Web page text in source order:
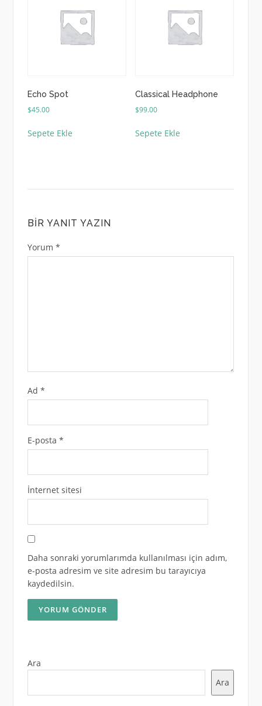
Echo Spot
$45.00
Sepete Ekle
Classical Headphone
$99.00
Sepete Ekle
BIR YANIT YAZIN
Yorum *
Ad *
E-posta *
İnternet sitesi
Daha sonraki yorumlarımda kullanılması için adım,
e-posta adresim ve site adresim bu tarayıcıya
kaydedilsin.
Ara
Ara